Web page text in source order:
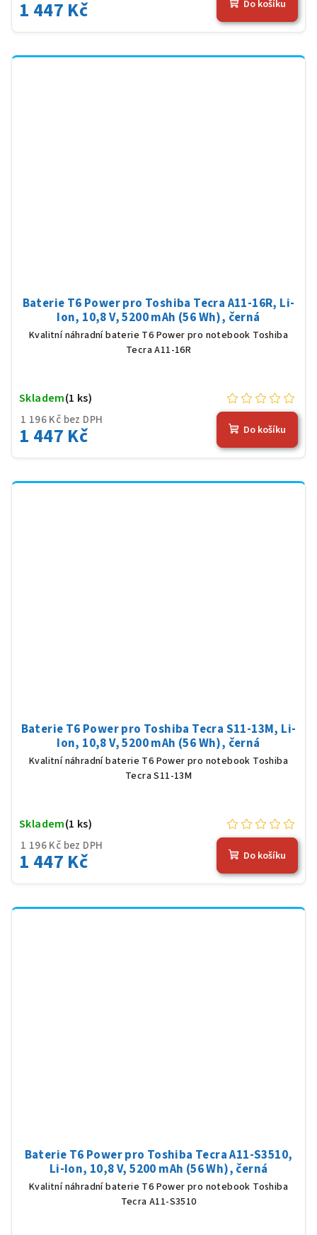
1 447 Kč Do košíku
Baterie T6 Power pro Toshiba Tecra A11-16R, Li-
Ion, 10,8 V, 5200 mAh (56 Wh), černá
Kvalitní náhradní baterie T6 Power pro notebook Toshiba
Tecra A11-16R
1 196 Kč bez DPH
1 447 Kč
Skladem(1 ks)
Do košíku
Baterie T6 Power pro Toshiba Tecra S11-13M, Li-
Ion, 10,8 V, 5200 mAh (56 Wh), černá
Kvalitní náhradní baterie T6 Power pro notebook Toshiba
Tecra S11-13M
1 196 Kč bez DPH
1 447 Kč
Skladem(1 ks)
Do košíku
Baterie T6 Power pro Toshiba Tecra A11-S3510,
Li-Ion, 10,8 V, 5200 mAh (56 Wh), černá
Kvalitní náhradní baterie T6 Power pro notebook Toshiba
Tecra A11-S3510